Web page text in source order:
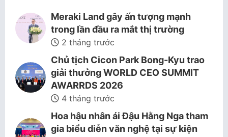
Meraki Land gây ấn tượng mạnh
trong lần đầu ra mắt thị trường
2 tháng trước
Chủ tịch Cicon Park Bong-Kyu trao
giải thưởng WORLD CEO SUMMIT
AWARRDS 2026
4 tháng trước
Hoa hậu nhân ái Đậu Hằng Nga tham
gia biểu diễn văn nghệ tại sự kiện